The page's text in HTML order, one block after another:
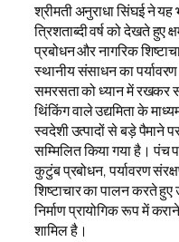
श्रीमती अनुराधा सिंघई ने यह
त्रिशताब्दी वर्ष को देखते हुए
प्रबोधन और नागरिक
स्थानीय संसाधन का
समरसता को ध्यान में
थिंकिंग वाले उद्यमिता के
स्वदेशी उत्पादों से बड़े पैमाने
सम्मिलित किया गया है। पंच
कुटुंब प्रबोधन, पर्यावरण
शिष्टाचार का पालन करते हुए
निर्माण प्रायोगिक रूप में
शामिल है।